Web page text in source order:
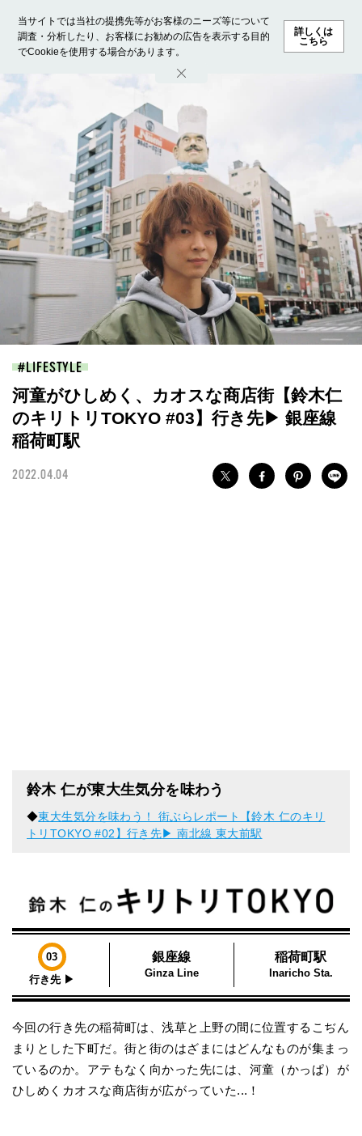
当サイトでは当社の提携先等がお客様のニーズ等について
調査・分析したり、お客様にお勧めの広告を表示する目的
でCookieを使用する場合があります。
詳しくは
こちら
ホーム モデル募集 ランキング ファッション ビューテ
LIFESTYLE
河童がひしめく、カオスな商店街【鈴木仁
のキリトリTOKYO #03】行き先▶︎ 銀座線
稲荷町駅
2022.04.04
鈴木 仁が東大生気分を味わう
◆東大生気分を味わう！ 街ぶらレポート【鈴木 仁のキリ
トリTOKYO #02】行き先▶︎ 南北線 東大前駅
03
行き先 ▶︎
銀座線
Ginza Line
稲荷町駅
Inaricho Sta.
今回の行き先の稲荷町は、浅草と上野の間に位置するこぢん
まりとした下町だ。街と街のはざまにはどんなものが集まっ
ているのか。アテもなく向かった先には、河童（かっぱ）が
ひしめくカオスな商店街が広がっていた...！